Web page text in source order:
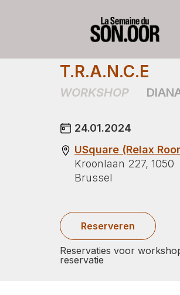
T.R.A.N.C.E
WORKSHOP
24.01.2024
USquare (Relax
Kroonlaan 227, 1050
Brussel
Reserveren
Reservaties voor
reservatie